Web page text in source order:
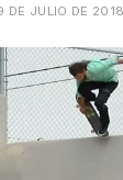
DE JULIO DE 2018